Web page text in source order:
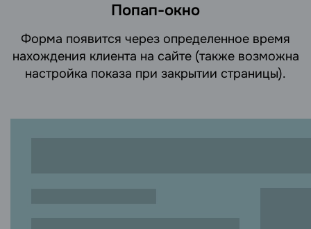
Попап-окно
Форма появится через определенное время
нахождения клиента на сайте (также возможна
настройка показа при закрытии страницы).